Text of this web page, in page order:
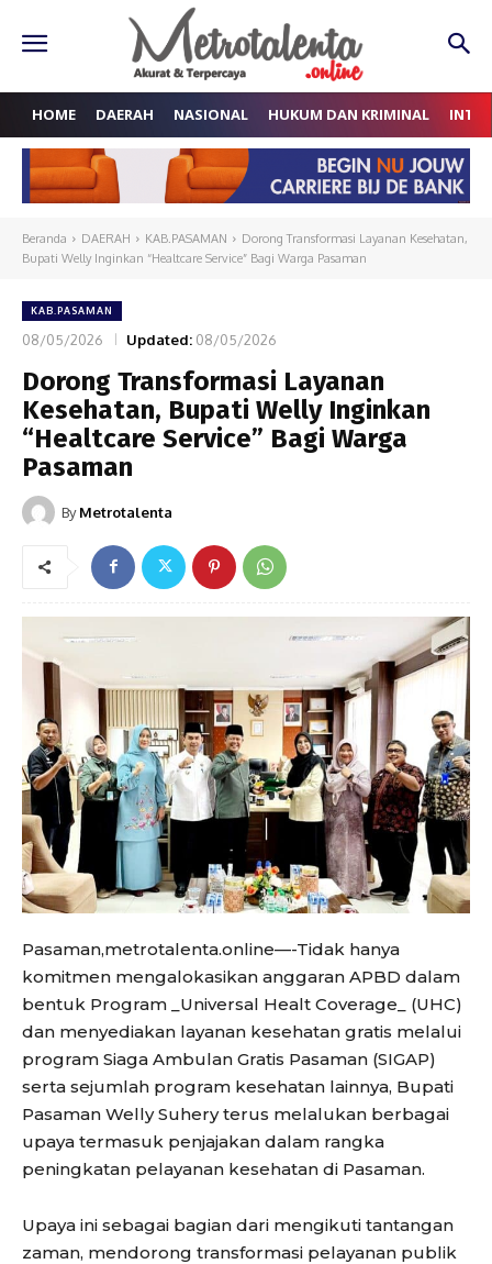
HOME DAERAH NASIONAL HUKUM DAN KRIMINAL
Beranda DAERAH KAB.PASAMAN
Dorong Transformasi Layanan Kesehatan,
Bupati Welly Inginkan “Healtcare Service” Bagi Warga Pasaman
KAB.PASAMAN
08/05/2026 Updated: 08/05/2026
Dorong Transformasi Layanan
Kesehatan, Bupati Welly Inginkan
“Healtcare Service” Bagi Warga
Pasaman
By Metrotalenta
Pasaman,metrotalenta.online—-Tidak hanya
komitmen mengalokasikan anggaran APBD dalam
bentuk Program _Universal Healt Coverage_ (UHC)
dan menyediakan layanan kesehatan gratis melalui
program Siaga Ambulan Gratis Pasaman (SIGAP)
serta sejumlah program kesehatan lainnya, Bupati
Pasaman Welly Suhery terus melalukan berbagai
upaya termasuk penjajakan dalam rangka
peningkatan pelayanan kesehatan di Pasaman.
Upaya ini sebagai bagian dari mengikuti tantangan
zaman, mendorong transformasi pelayanan publik